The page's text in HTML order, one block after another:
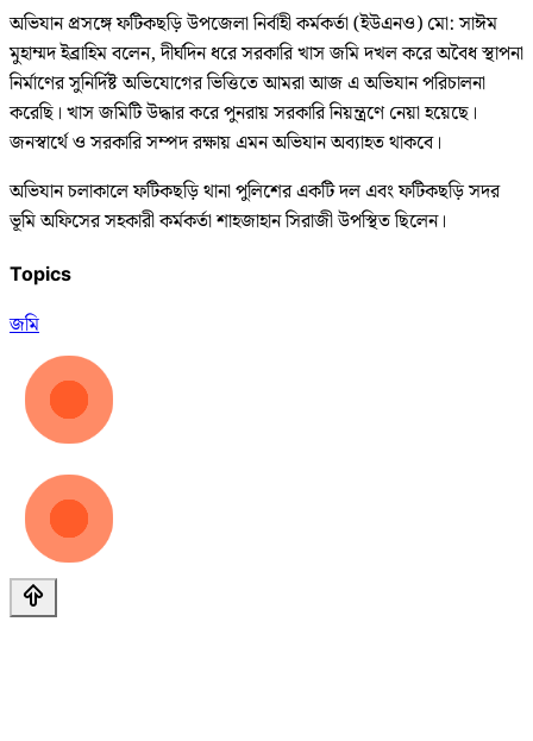
অভিযান প্রসঙ্গে ফটিকছড়ি উপজেলা নির্বাহী কর্মকর্তা (ইউএনও) মো: সাঈম
মুহাম্মদ ইব্রাহিম বলেন, দীর্ঘদিন ধরে সরকারি খাস জমি দখল করে অবৈধ স্থাপনা
নির্মাণের সুনির্দিষ্ট অভিযোগের ভিত্তিতে আমরা আজ এ অভিযান পরিচালনা
করেছি। খাস জমিটি উদ্ধার করে পুনরায় সরকারি নিয়ন্ত্রণে নেয়া হয়েছে।
জনস্বার্থে ও সরকারি সম্পদ রক্ষায় এমন অভিযান অব্যাহত থাকবে।
অভিযান চলাকালে ফটিকছড়ি থানা পুলিশের একটি দল এবং ফটিকছড়ি সদর
ভূমি অফিসের সহকারী কর্মকর্তা শাহজাহান সিরাজী উপস্থিত ছিলেন।
Topics
জমি